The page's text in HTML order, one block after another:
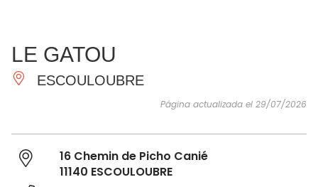
IMPRESCINDIBLES
LE GATOU
ESCOULOUBRE
Página actualizada el 29/07/2026
16 Chemin de Picho Canié
11140 ESCOULOUBRE